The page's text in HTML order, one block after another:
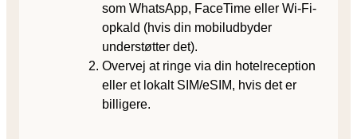
som WhatsApp, FaceTime eller Wi-Fi-
opkald (hvis din mobiludbyder
understøtter det).
Overvej at ringe via din hotelreception
eller et lokalt SIM/eSIM, hvis det er
billigere.